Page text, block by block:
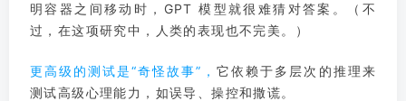
明容器之间移动时，GPT 模型就很难猜对答案。（不
过，在这项研究中，人类的表现也不完美。）
更高级的测试是“奇怪故事”，它依赖于多层次的推理来
测试高级心理能力，如误导、操控和撒谎。